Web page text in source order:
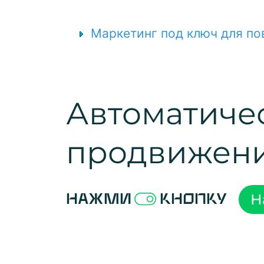
Маркетинг под ключ для
Нажми кнопку